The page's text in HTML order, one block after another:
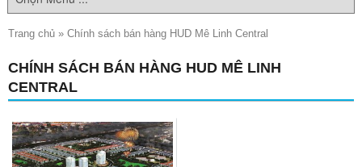
Trang chủ » Chính sách bán hàng HUD Mê Linh Central
CHÍNH SÁCH BÁN HÀNG HUD MÊ LINH
CENTRAL